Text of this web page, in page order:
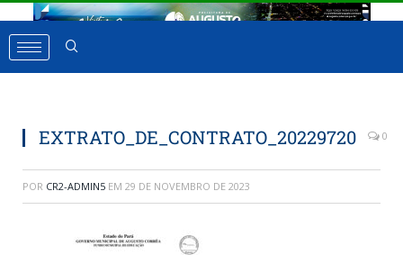
EXTRATO_DE_CONTRATO_20229720 0
POR CR2-ADMIN5 EM 29 DE NOVEMBRO DE 2023